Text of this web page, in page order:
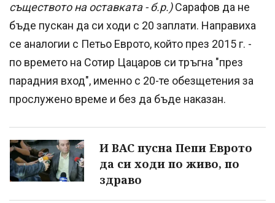
съществото на оставката - б.р.)Сарафов да не
бъде пускан да си ходи с 20 заплати. Направиха
се аналогии с Петьо Еврото, който през 2015 г. -
по времето на Сотир Цацаров си тръгна "през
парадния вход", именно с 20-те обезщетения за
прослужено време и без да бъде наказан.
И ВАС пусна Пепи Еврото
да си ходи по живо, по
здраво